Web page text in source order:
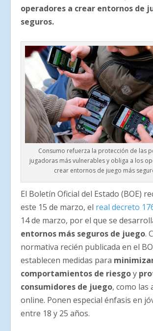
operadores a crear entornos de
seguros.
Consumo refuerza la protección de las
jugadoras más vulnerables y obliga a los
crear entornos de juego más
El Boletín Oficial del Estado (BOE)
este 15 de marzo, el real decreto
14 de marzo, por el que se
entornos más seguros de juego.
normativa recién publicada en el
establecen medidas para
comportamientos de riesgoy
consumidores de juego, como las
online. Ponen especial énfasis en
entre 18 y 25 años.